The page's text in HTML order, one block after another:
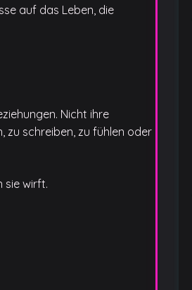
auf das Leben, die
Nicht ihre
zu schreiben, zu fühlen oder
sie wirft.